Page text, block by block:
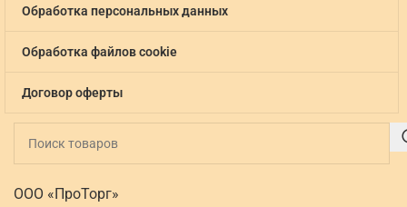
Обработка персональных данных
Обработка файлов cookie
Договор оферты
ООО «ПроТорг»